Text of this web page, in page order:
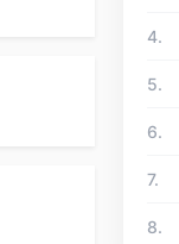
4.
5.
6.
7.
8.